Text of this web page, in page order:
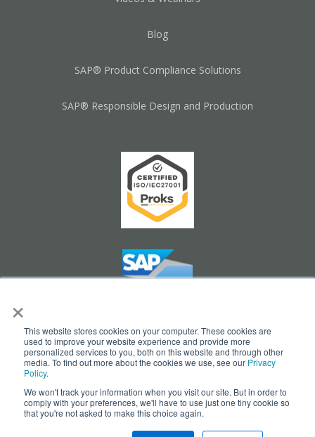
×
This website stores cookies on your computer. These cookies are
used to improve your website experience and provide more
personalized services to you, both on this website and through other
media. To find out more about the cookies we use, see our Privacy
Policy.
We won't track your information when you visit our site. But in order to
comply with your preferences, we'll have to use just one tiny cookie so
that you're not asked to make this choice again.
Blog
SAP® Product Compliance Solutions
SAP® Responsible Design and Production
Cookie Settings